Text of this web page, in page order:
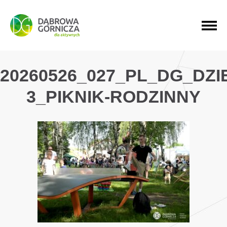
PRZEJDŹ DO MENU GŁÓWNEGO
PRZEJDŹ DO WYSZUKIWARKI
PRZEJDŹ DO TREŚCI
3_PIKNIK-RODZINNY